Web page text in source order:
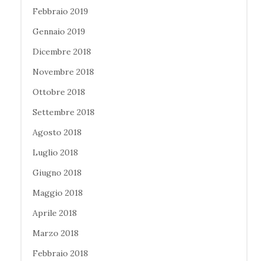
Febbraio 2019
Gennaio 2019
Dicembre 2018
Novembre 2018
Ottobre 2018
Settembre 2018
Agosto 2018
Luglio 2018
Giugno 2018
Maggio 2018
Aprile 2018
Marzo 2018
Febbraio 2018